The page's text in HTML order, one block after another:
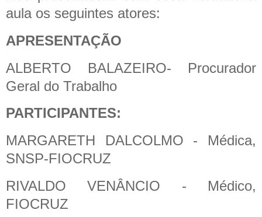
aula os seguintes atores:
APRESENTAÇÃO
ALBERTO BALAZEIRO- Procurador
Geral do Trabalho
PARTICIPANTES:
MARGARETH DALCOLMO - Médica,
SNSP-FIOCRUZ
RIVALDO VENÂNCIO - Médico,
FIOCRUZ